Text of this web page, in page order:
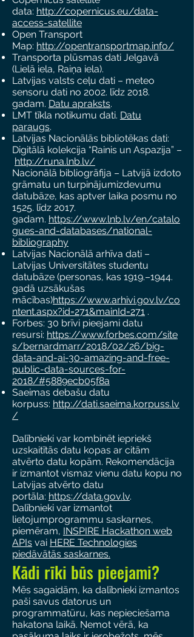
data: http://copernicus.eu/data-
access-satellite
Open Transport
Map: http://opentransportmap.info/
Transporta plūsmas dati Jelgavā
(Lielā iela, Raiņa iela).
Latvijas valsts ceļu dati – meteo
sensoru dati no 2002. līdz 2018.
gadam. Datu apraksts.
LMT tīkla notikumu dati. Datu
paraugs.
Latvijas Nacionālās bibliotēkas dati:
Digitālā kolekcija “Rainis un Aspazija” –
http://runa.lnb.lv/
Nacionālā bibliogrāfija – Latvijā izdoto
grāmatu un turpinājumizdevumu
datubāze, kas aptver laika posmu no
1525. līdz 2017.
gadam. https://www.lnb.lv/en/catalo
gues-and-databases/national-
bibliography
Latvijas Nacionālā arhīva dati –
Latvijas Universitātes studentu
datubāze (personas, kas 1919.–1944.
gadā uzsākušas
mācības)https://www.arhivi.gov.lv/co
ntent.aspx?id=271&mainId=271 .
Forbes: 30 brīvi pieejami datu
resursi: https://www.forbes.com/site
s/bernardmarr/2018/02/26/big-
data-and-ai-30-amazing-and-free-
public-data-sources-for-
2018/#5889ecb05f8a
Saeimas debašu datu
korpuss: http://dati.saeima.korpuss.lv
/
Dalībnieki var kombinēt iepriekš
uzskaitītās datu kopas ar citām
atvērto datu kopām. Rekomendācija
ir izmantot vismaz vienu datu kopu no
Latvijas atvērto datu
portāla: https://data.gov.lv.
Dalībnieki var izmantot
lietojumprogrammu saskarnes,
piemēram, INSPIRE Hackathon web
APIs vai HERE Technologies
piedāvātās saskarnes.
Kādi rīki būs pieejami?
Mēs sagaidām, ka dalībnieki izmantos
paši savus datorus un
programmatūru, kas nepieciešama
hakatona laikā. Ņemot vērā, ka